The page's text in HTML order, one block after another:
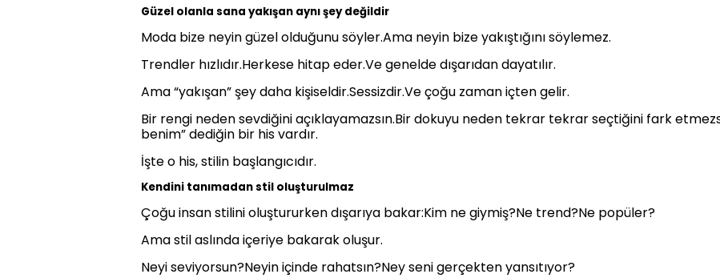
Güzel olanla sana yakışan aynı şey değildir
Moda bize neyin güzel olduğunu söyler.Ama neyin bize yakıştığını söylemez.
Trendler hızlıdır.Herkese hitap eder.Ve genelde dışarıdan dayatılır.
Ama “yakışan” şey daha kişiseldir.Sessizdir.Ve çoğu zaman içten gelir.
Bir rengi neden sevdiğini açıklayamazsın.Bir dokuyu neden tekrar tekrar seçtiğini fark
benim” dediğin bir his vardır.
İşte o his, stilin başlangıcıdır.
Kendini tanımadan stil oluşturulmaz
Çoğu insan stilini oluştururken dışarıya bakar:Kim ne giymiş?Ne trend?Ne popüler?
Ama stil aslında içeriye bakarak oluşur.
Neyi seviyorsun?Neyin içinde rahatsın?Ney seni gerçekten yansıtıyor?